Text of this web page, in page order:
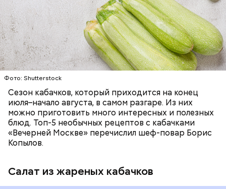
Фото: Shutterstock
Сезон кабачков, который приходится на конец
июля–начало августа, в самом разгаре. Из них
можно приготовить много интересных и полезных
блюд. Топ-5 необычных рецептов с кабачками
«Вечерней Москве» перечислил шеф-повар Борис
Копылов.
Салат из жареных кабачков
ЕДА ОВОЩИ РЕЦЕПТЫ